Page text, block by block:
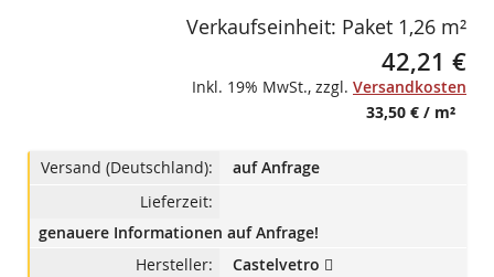
Verkaufseinheit: Paket 1,26 m²
42,21 €
Inkl. 19% MwSt., zzgl. Versandkosten
33,50 € / m²
Versand (Deutschland):
auf Anfrage
Lieferzeit:
genauere Informationen auf Anfrage!
Hersteller:
Castelvetro